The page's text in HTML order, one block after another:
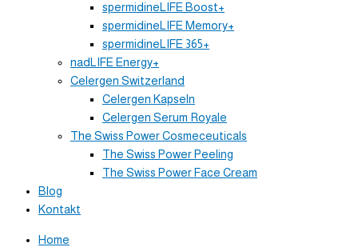
spermidineLIFE Boost+
spermidineLIFE Memory+
spermidineLIFE 365+
nadLIFE Energy+
Celergen Switzerland
Celergen Kapseln
Celergen Serum Royale
The Swiss Power Cosmeceuticals
The Swiss Power Peeling
The Swiss Power Face Cream
Blog
Kontakt
Home